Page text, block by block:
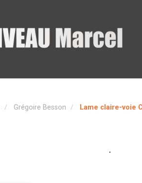
Grégoire Besson Lame claire-voie